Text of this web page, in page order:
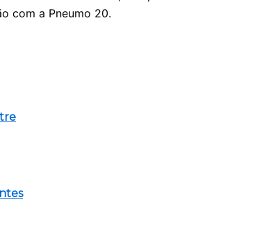
com a Pneumo 20.